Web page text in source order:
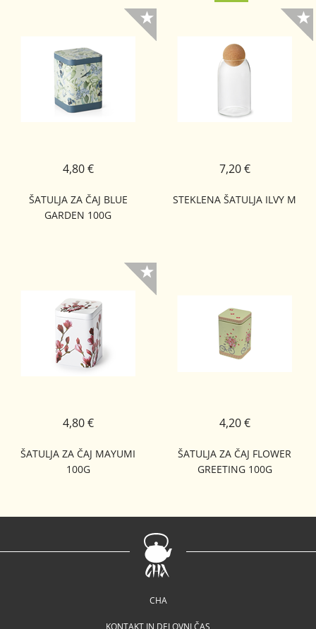
ŠATULJA ZA ČAJ BLUE
GARDEN 100G
4,80 €
STEKLENA ŠATULJA ILVY M
7,20 €
ŠATULJA ZA ČAJ MAYUMI
100G
4,80 €
ŠATULJA ZA ČAJ FLOWER
GREETING 100G
4,20 €
CHA
KONTAKT IN DELOVNI ČAS